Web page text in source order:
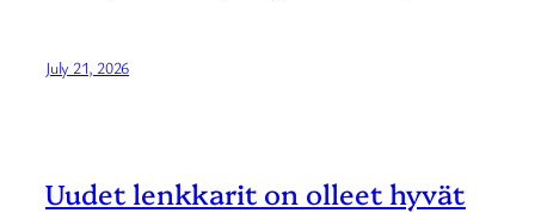
July 21, 2026
Uudet lenkkarit on olleet hyvät